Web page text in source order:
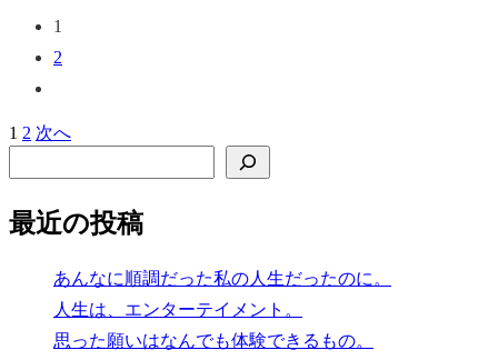
1
2
投
稿
の
ペ
1 2 次へ
最近の投稿
あんなに順調だった私の人生だったのに。
人生は、エンターテイメント。
思った願いはなんでも体験できるもの。